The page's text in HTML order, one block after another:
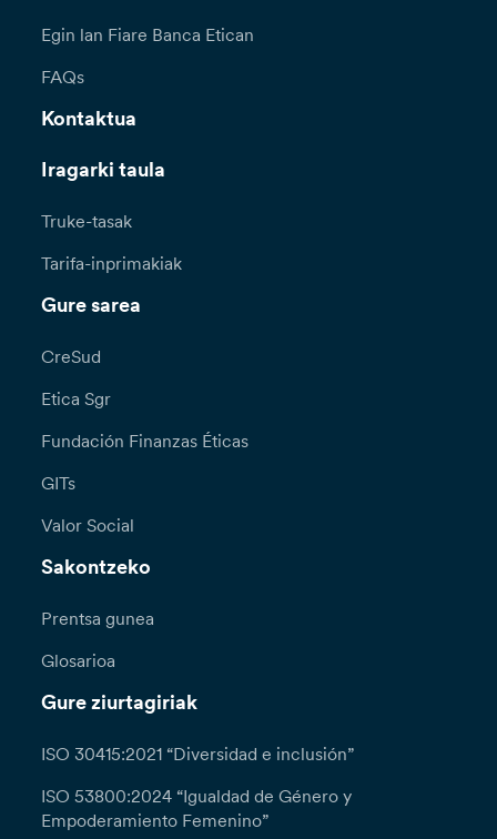
Egin lan Fiare Banca Etican
FAQs
Kontaktua
Iragarki taula
Truke-tasak
Tarifa-inprimakiak
Gure sarea
CreSud
Etica Sgr
Fundación Finanzas Éticas
GITs
Valor Social
Sakontzeko
Prentsa gunea
Glosarioa
Gure ziurtagiriak
ISO 30415:2021 “Diversidad e inclusión”
ISO 53800:2024 “Igualdad de Género y
Empoderamiento Femenino”